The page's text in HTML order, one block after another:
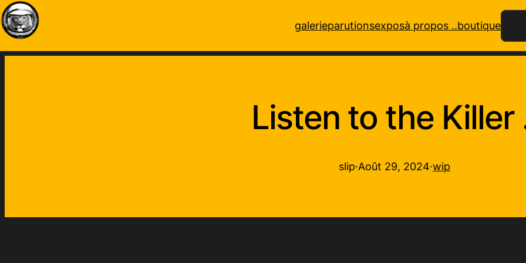
galerieparutionsexposà propos ..boutique
Listen to the Killer
slip·Août 29, 2024·wip